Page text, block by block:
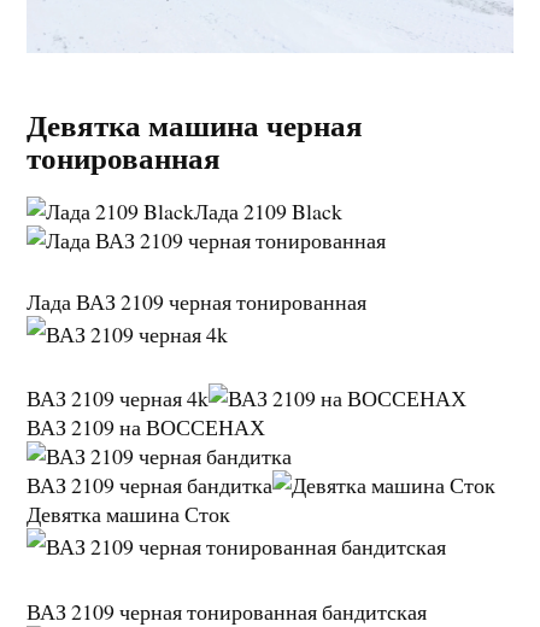
Девятка машина черная
тонированная
Лада 2109 Black
Лада ВАЗ 2109 черная тонированная
ВАЗ 2109 черная 4k
ВАЗ 2109 на ВОССЕНАХ
ВАЗ 2109 черная бандитка
Девятка машина Сток
ВАЗ 2109 черная тонированная бандитская